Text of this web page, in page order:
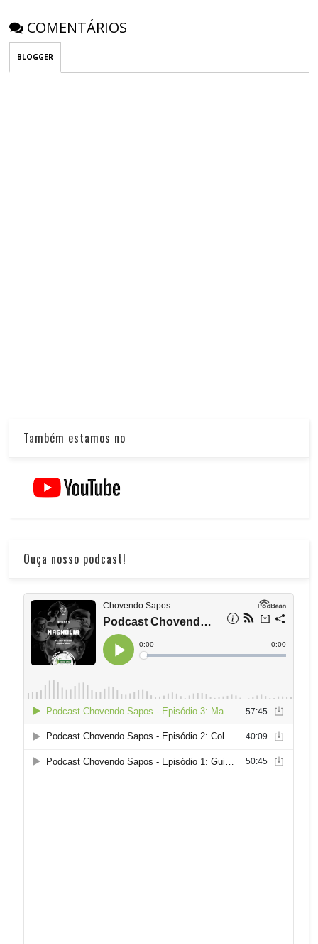
COMENTÁRIOS
BLOGGER
Também estamos no
Ouça nosso podcast!